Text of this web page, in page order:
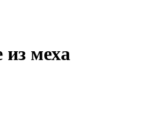
из меха